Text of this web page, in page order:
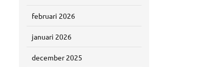
februari 2026
januari 2026
december 2025